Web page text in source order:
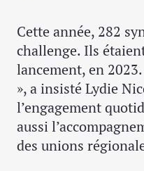
Cette année, 282
challenge. Ils
lancement, en 2023.
», a insisté Lydie
l’engagement
aussi
des unions